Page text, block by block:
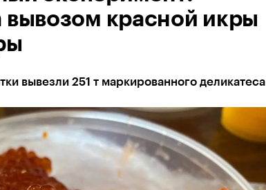
вывозом красной икры
вывезли 251 т маркированного деликатеса